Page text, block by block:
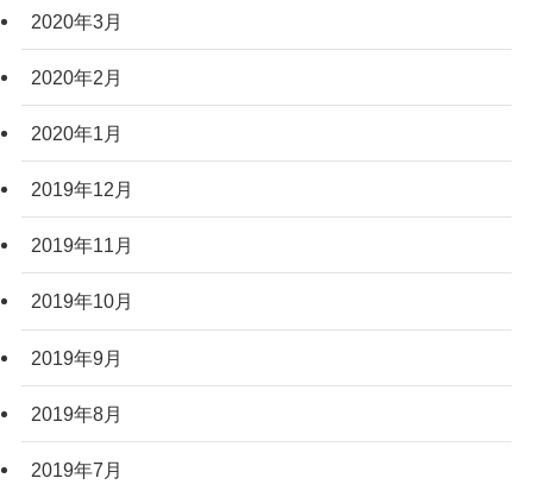
2020年3月
2020年2月
2020年1月
2019年12月
2019年11月
2019年10月
2019年9月
2019年8月
2019年7月